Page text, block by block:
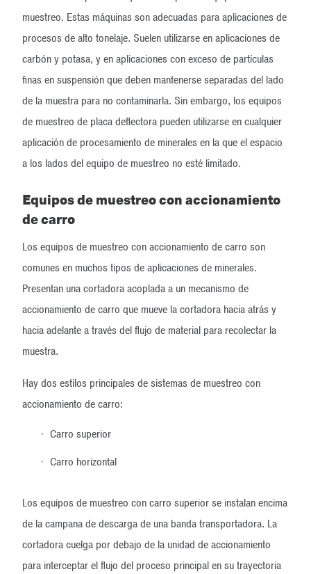
muestreo. Estas máquinas son adecuadas para aplicaciones de
procesos de alto tonelaje. Suelen utilizarse en aplicaciones de
carbón y potasa, y en aplicaciones con exceso de partículas
finas en suspensión que deben mantenerse separadas del lado
de la muestra para no contaminarla. Sin embargo, los equipos
de muestreo de placa deflectora pueden utilizarse en cualquier
aplicación de procesamiento de minerales en la que el espacio
a los lados del equipo de muestreo no esté limitado.
Equipos de muestreo con accionamiento
de carro
Los equipos de muestreo con accionamiento de carro son
comunes en muchos tipos de aplicaciones de minerales.
Presentan una cortadora acoplada a un mecanismo de
accionamiento de carro que mueve la cortadora hacia atrás y
hacia adelante a través del flujo de material para recolectar la
muestra.
Hay dos estilos principales de sistemas de muestreo con
accionamiento de carro:
Carro superior
Carro horizontal
Los equipos de muestreo con carro superior se instalan encima
de la campana de descarga de una banda transportadora. La
cortadora cuelga por debajo de la unidad de accionamiento
para interceptar el flujo del proceso principal en su trayectoria